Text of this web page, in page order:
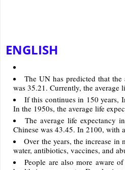
ENGLISH
The UN has predicted that
was 35.21. Currently, the
If this continues in 150 years,
In the 1950s, the average life
The average life expectancy
Chinese was 43.45. In 2100, with
Over the years, the increase
water, antibiotics, vaccines, and
People are also more aware